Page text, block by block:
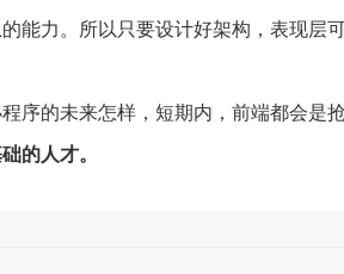
能力。所以只要设计好架构，表现层
序的未来怎样，短期内，前端都会是抢
的人才。